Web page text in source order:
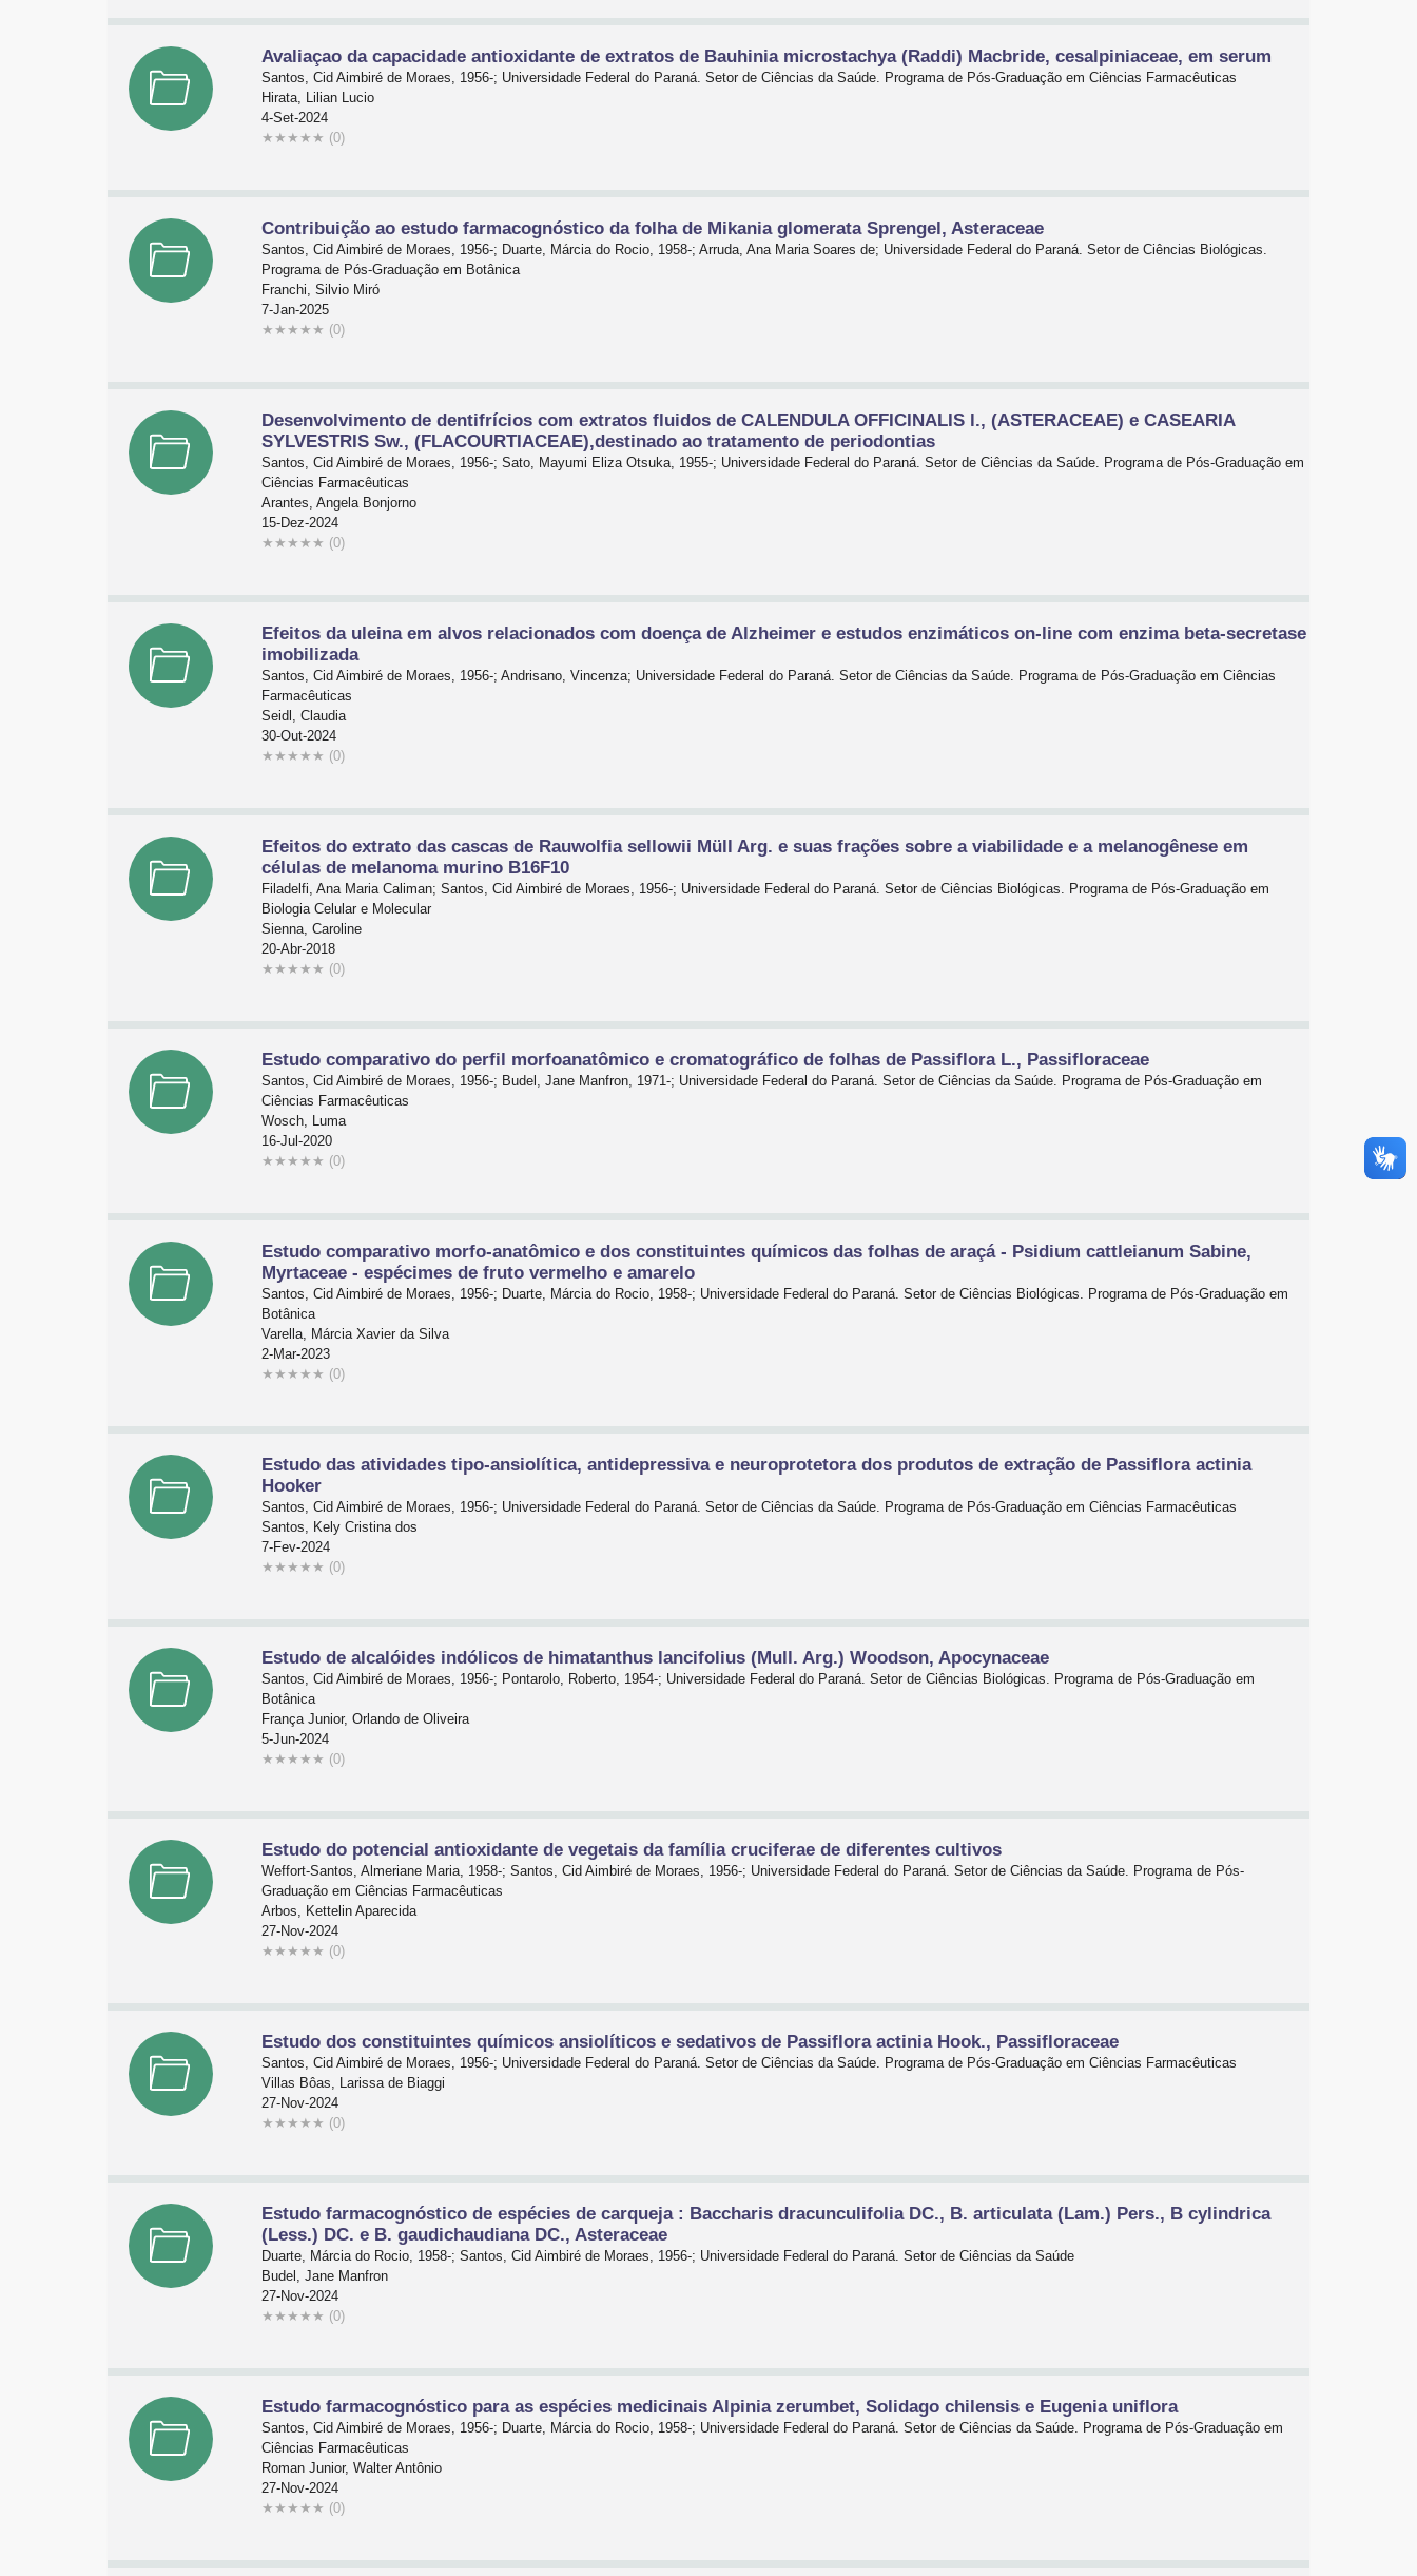
Avaliaçao da capacidade antioxidante de extratos de Bauhinia microstachya (Raddi) Macbride, cesalpiniaceae, em serum
Santos, Cid Aimbiré de Moraes, 1956-; Universidade Federal do Paraná. Setor de Ciências da Saúde. Programa de Pós-Graduação em Ciências Farmacêuticas
Hirata, Lilian Lucio
4-Set-2024
★ ★ ★ ★ ★ (0)
Contribuição ao estudo farmacognóstico da folha de Mikania glomerata Sprengel, Asteraceae
Santos, Cid Aimbiré de Moraes, 1956-; Duarte, Márcia do Rocio, 1958-; Arruda, Ana Maria Soares de; Universidade Federal do Paraná. Setor de Ciências Biológicas.
Programa de Pós-Graduação em Botânica
Franchi, Silvio Miró
7-Jan-2025
★ ★ ★ ★ ★ (0)
Desenvolvimento de dentifrícios com extratos fluidos de CALENDULA OFFICINALIS l., (ASTERACEAE) e CASEARIA
SYLVESTRIS Sw., (FLACOURTIACEAE),destinado ao tratamento de periodontias
Santos, Cid Aimbiré de Moraes, 1956-; Sato, Mayumi Eliza Otsuka, 1955-; Universidade Federal do Paraná. Setor de Ciências da Saúde. Programa de Pós-Graduação em
Ciências Farmacêuticas
Arantes, Angela Bonjorno
15-Dez-2024
★ ★ ★ ★ ★ (0)
Efeitos da uleina em alvos relacionados com doença de Alzheimer e estudos enzimáticos on-line com enzima beta-secretase
imobilizada
Santos, Cid Aimbiré de Moraes, 1956-; Andrisano, Vincenza; Universidade Federal do Paraná. Setor de Ciências da Saúde. Programa de Pós-Graduação em Ciências
Farmacêuticas
Seidl, Claudia
30-Out-2024
★ ★ ★ ★ ★ (0)
Efeitos do extrato das cascas de Rauwolfia sellowii Müll Arg. e suas frações sobre a viabilidade e a melanogênese em
células de melanoma murino B16F10
Filadelfi, Ana Maria Caliman; Santos, Cid Aimbiré de Moraes, 1956-; Universidade Federal do Paraná. Setor de Ciências Biológicas. Programa de Pós-Graduação em
Biologia Celular e Molecular
Sienna, Caroline
20-Abr-2018
★ ★ ★ ★ ★ (0)
Estudo comparativo do perfil morfoanatômico e cromatográfico de folhas de Passiflora L., Passifloraceae
Santos, Cid Aimbiré de Moraes, 1956-; Budel, Jane Manfron, 1971-; Universidade Federal do Paraná. Setor de Ciências da Saúde. Programa de Pós-Graduação em
Ciências Farmacêuticas
Wosch, Luma
16-Jul-2020
★ ★ ★ ★ ★ (0)
Estudo comparativo morfo-anatômico e dos constituintes químicos das folhas de araçá - Psidium cattleianum Sabine,
Myrtaceae - espécimes de fruto vermelho e amarelo
Santos, Cid Aimbiré de Moraes, 1956-; Duarte, Márcia do Rocio, 1958-; Universidade Federal do Paraná. Setor de Ciências Biológicas. Programa de Pós-Graduação em
Botânica
Varella, Márcia Xavier da Silva
2-Mar-2023
★ ★ ★ ★ ★ (0)
Estudo das atividades tipo-ansiolítica, antidepressiva e neuroprotetora dos produtos de extração de Passiflora actinia
Hooker
Santos, Cid Aimbiré de Moraes, 1956-; Universidade Federal do Paraná. Setor de Ciências da Saúde. Programa de Pós-Graduação em Ciências Farmacêuticas
Santos, Kely Cristina dos
7-Fev-2024
★ ★ ★ ★ ★ (0)
Estudo de alcalóides indólicos de himatanthus lancifolius (Mull. Arg.) Woodson, Apocynaceae
Santos, Cid Aimbiré de Moraes, 1956-; Pontarolo, Roberto, 1954-; Universidade Federal do Paraná. Setor de Ciências Biológicas. Programa de Pós-Graduação em
Botânica
França Junior, Orlando de Oliveira
5-Jun-2024
★ ★ ★ ★ ★ (0)
Estudo do potencial antioxidante de vegetais da família cruciferae de diferentes cultivos
Weffort-Santos, Almeriane Maria, 1958-; Santos, Cid Aimbiré de Moraes, 1956-; Universidade Federal do Paraná. Setor de Ciências da Saúde. Programa de Pós-
Graduação em Ciências Farmacêuticas
Arbos, Kettelin Aparecida
27-Nov-2024
★ ★ ★ ★ ★ (0)
Estudo dos constituintes químicos ansiolíticos e sedativos de Passiflora actinia Hook., Passifloraceae
Santos, Cid Aimbiré de Moraes, 1956-; Universidade Federal do Paraná. Setor de Ciências da Saúde. Programa de Pós-Graduação em Ciências Farmacêuticas
Villas Bôas, Larissa de Biaggi
27-Nov-2024
★ ★ ★ ★ ★ (0)
Estudo farmacognóstico de espécies de carqueja : Baccharis dracunculifolia DC., B. articulata (Lam.) Pers., B cylindrica
(Less.) DC. e B. gaudichaudiana DC., Asteraceae
Duarte, Márcia do Rocio, 1958-; Santos, Cid Aimbiré de Moraes, 1956-; Universidade Federal do Paraná. Setor de Ciências da Saúde
Budel, Jane Manfron
27-Nov-2024
★ ★ ★ ★ ★ (0)
Estudo farmacognóstico para as espécies medicinais Alpinia zerumbet, Solidago chilensis e Eugenia uniflora
Santos, Cid Aimbiré de Moraes, 1956-; Duarte, Márcia do Rocio, 1958-; Universidade Federal do Paraná. Setor de Ciências da Saúde. Programa de Pós-Graduação em
Ciências Farmacêuticas
Roman Junior, Walter Antônio
27-Nov-2024
★ ★ ★ ★ ★ (0)